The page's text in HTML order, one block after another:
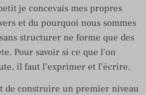
je concevais mes propres
et du pourquoi nous sommes
structurer ne forme que des
Pour savoir si ce que l’on
il faut l’exprimer et l’écrire.
de construire un premier niveau